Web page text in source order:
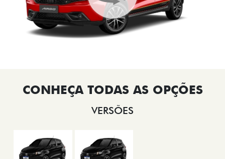
VERSÕES